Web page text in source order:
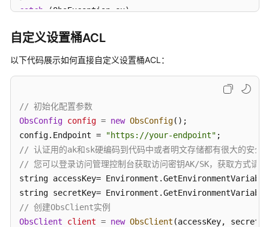
接
临
时
问
异
常
处
理
常
见
catch (ObsException ex)
    Console.WriteLine(
自定义设置桶ACL
以下代码展示如何直接自定义设置桶ACL：
// 初始化配置参数
ObsConfig config = new ObsConfig();
config.Endpoint =
"https://your-endpoint"
// 认证用的ak和sk硬编码到代码中或者明文存储都有很大的安全
// 您可以登录访问管理控制台获取访问密钥AK/SK，获取方
string accessKey=
string secretKey=
// 创建ObsClient实例
ObsClient
client = new ObsClient